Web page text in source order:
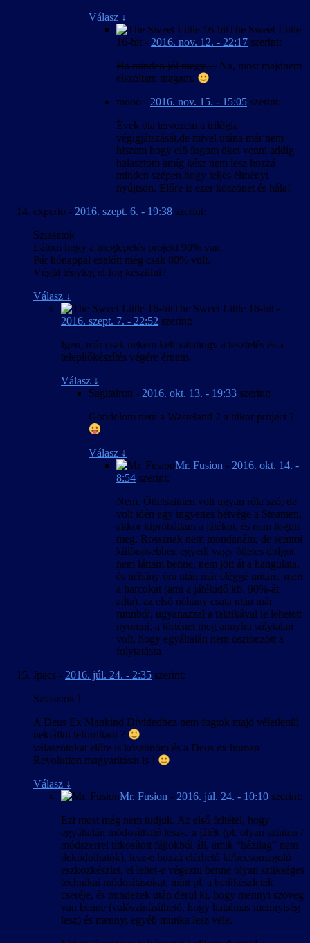
Válasz ↓
The Sweet Little
16-bit - 2016. nov. 12. - 22:17 szerint:
Ha minden jól megy… Na, most majdnem
elszóltam magam.
mooo - 2016. nov. 15. - 15:05 szerint:
Évek óta tervezem a trilógia
végigjátszását,de mivel utána már nem
hiszem hogy elő fogom őket venni addíg
halasztom amíg kész nem lesz hozzá
minden szépen,hogy teljes élményt
nyújtson. Előre is ezer köszönet és hála!
experto - 2016. szept. 6. - 19:38 szerint:
Sziasztok
Látom hogy a meglepetés projekt 90% van.
Pár hónappal ezelőtt még csak 80% volt.
Végül tényleg el fog készülni?
Válasz ↓
The Sweet Little 16-bit -
2016. szept. 7. - 22:52 szerint:
Igen, már csak nekem kell valahogy a tesztelés és a
telepítőkészítés végére érnem.
Válasz ↓
Sagitairon - 2016. okt. 13. - 19:33 szerint:
Gondolom nem a Wasteland 2 a titkor project ?
Válasz ↓
Mr. Fusion - 2016. okt. 14. -
8:54 szerint:
Nem. Ötletszinten volt ugyan róla szó, de
volt idén egy ingyenes hétvége a Steamen,
akkor kipróbáltam a játékot, és nem fogott
meg. Rossznak nem mondanám, de semmi
különösebben egyedi vagy ötletes dolgot
nem láttam benne, nem jött át a hangulata,
és néhány óra után már eléggé untam, mert
a harcokat (ami a játékidő kb. 90%-át
adta). az első néhány csata után már
rutinból, ugyanazzal a taktikával le lehetett
nyomni, a történet meg annyira súlytalan
volt, hogy egyáltalán nem ösztönzött a
folytatásra.
Ipacs - 2016. júl. 24. - 2:35 szerint:
Sziasztok !
A Deus Ex Mankind Dividedhez nem fogtok majd véletlenül
nekiállni lefordítani ?
válaszotokat előre is köszönöm és a Deus ex human
Revolution magyarítását is !
Válasz ↓
Mr. Fusion - 2016. júl. 24. - 10:10 szerint:
Ezt most még nem tudjuk. Az első feltétel, hogy
egyáltalán módosítható lesz-e a játék (pl. olyan szinten /
módszerrel titkosított fájlokból áll, amik “házilag” nem
dekódolhatók), lesz-e hozzá elérhető ki/becsomagoló
eszközkészlet, el lehet-e végezni benne olyan szükséges
technikai módosításokat, mint pl. a betűkészletek
cseréje, és mindezek után derül ki, hogy mennyi szöveg
van benne (valószínűsíthető, hogy hatalmas mennyiség
lesz) és mennyi egyéb munka lesz vele.